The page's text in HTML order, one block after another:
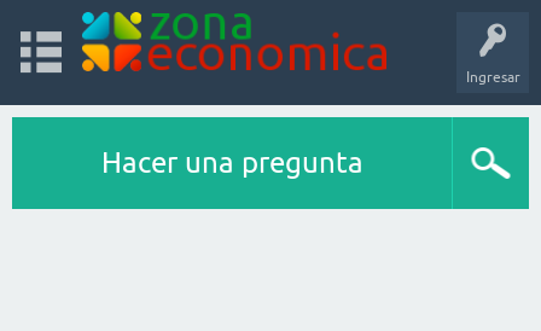
Ingresar
Hacer una pregunta